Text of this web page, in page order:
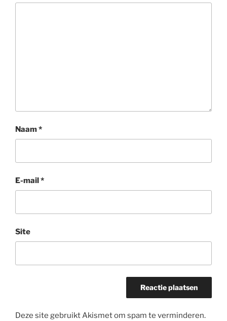
Naam*
E-mail*
Site
Deze site gebruikt Akismet om spam te verminderen.